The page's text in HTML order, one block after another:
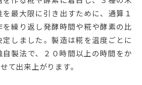
最大限に引き出すために、通算１
を繰り返し発酵時間や糀や酵素の比
しました。製造は糀を温度ごとに
自製法で、２０時間以上の時間をか
て出来上がります。